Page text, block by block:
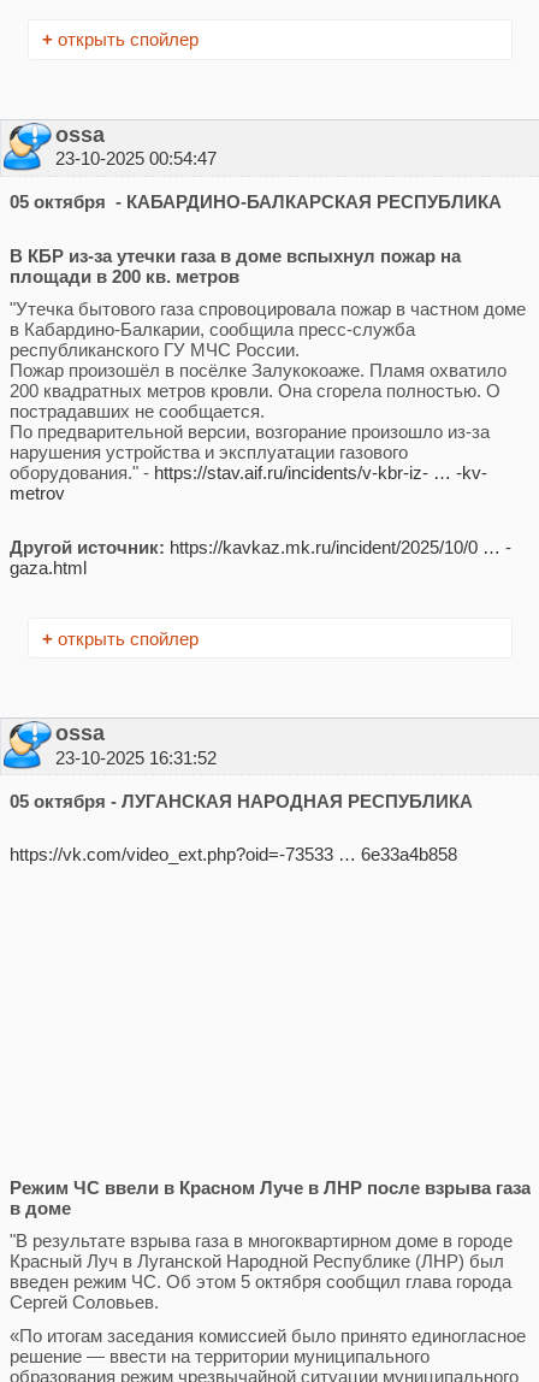
+открыть спойлер
ossa
23-10-2025 00:54:47
05 октября - КАБАРДИНО-БАЛКАРСКАЯ РЕСПУБЛИКА
В КБР из-за утечки газа в доме вспыхнул пожар на
площади в 200 кв. метров
"Утечка бытового газа спровоцировала пожар в частном доме
в Кабардино-Балкарии, сообщила пресс-служба
республиканского ГУ МЧС России.
Пожар произошёл в посёлке Залукокоаже. Пламя охватило
200 квадратных метров кровли. Она сгорела полностью. О
пострадавших не сообщается.
По предварительной версии, возгорание произошло из-за
нарушения устройства и эксплуатации газового
оборудования." - https://stav.aif.ru/incidents/v-kbr-iz- … -kv-
metrov
Другой источник: https://kavkaz.mk.ru/incident/2025/10/0 … -
gaza.html
+открыть спойлер
ossa
23-10-2025 16:31:52
05 октября - ЛУГАНСКАЯ НАРОДНАЯ РЕСПУБЛИКА
https://vk.com/video_ext.php?oid=-73533 … 6e33a4b858
Режим ЧС ввели в Красном Луче в ЛНР после взрыва газа
в доме
"В результате взрыва газа в многоквартирном доме в городе
Красный Луч в Луганской Народной Республике (ЛНР) был
введен режим ЧС. Об этом 5 октября сообщил глава города
Сергей Соловьев.
«По итогам заседания комиссией было принято единогласное
решение — ввести на территории муниципального
образования режим чрезвычайной ситуации муниципального